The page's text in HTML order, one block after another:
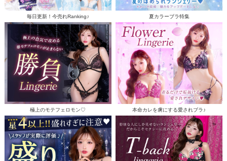
毎日更新！今売れRanking♪ 夏カラーブラ特集
極上のモテフェロモン♡ 本命カレを虜にする愛されブラ♪